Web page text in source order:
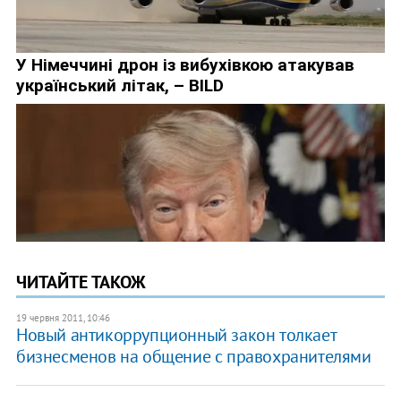
ЧИТАЙТЕ ТАКОЖ
19 червня 2011, 10:46
Новый антикоррупционный закон толкает
бизнесменов на общение с правохранителями